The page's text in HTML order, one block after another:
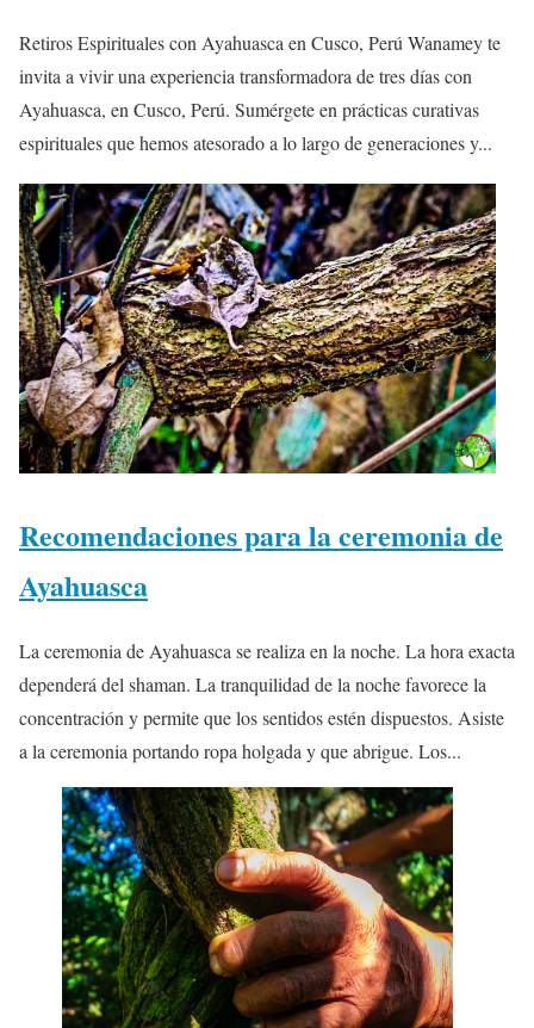
Retiros Espirituales con Ayahuasca en Cusco, Perú Wanamey te
invita a vivir una experiencia transformadora de tres días con
Ayahuasca, en Cusco, Perú. Sumérgete en prácticas curativas
espirituales que hemos atesorado a lo largo de generaciones y...
Recomendaciones para la ceremonia de
Ayahuasca
La ceremonia de Ayahuasca se realiza en la noche. La hora exacta
dependerá del shaman. La tranquilidad de la noche favorece la
concentración y permite que los sentidos estén dispuestos. Asiste
a la ceremonia portando ropa holgada y que abrigue. Los...